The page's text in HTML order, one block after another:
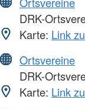
DRK-
Karte: Link
Ortsvereine
DRK-
Karte: Link